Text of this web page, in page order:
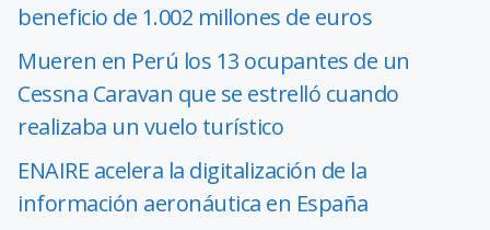
beneficio de 1.002 millones de euros
Mueren en Perú los 13 ocupantes de un
Cessna Caravan que se estrelló cuando
realizaba un vuelo turístico
ENAIRE acelera la digitalización de la
información aeronáutica en España